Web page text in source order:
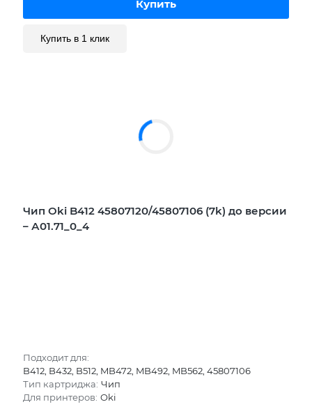
Купить в 1 клик
Чип Oki B412 45807120/45807106 (7k) до версии
– А01.71_0_4
Подходит для:
B412, B432, B512, MB472, MB492, MB562, 45807106
Тип картриджа: Чип
Для принтеров: Oki